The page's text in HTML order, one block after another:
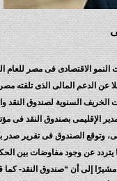
الاقتصادى فى مصر للعام
الدعم المالى الذى تلقته
السنوية لصندوق النقد
المدير الإقليمى بصندوق
فى العام المالى الحالى، مقابل 4.2 العام المالى الماضى،
أحمد نفيه لما يتردد عن وجود
إلى أن “صندوق النقد- كما